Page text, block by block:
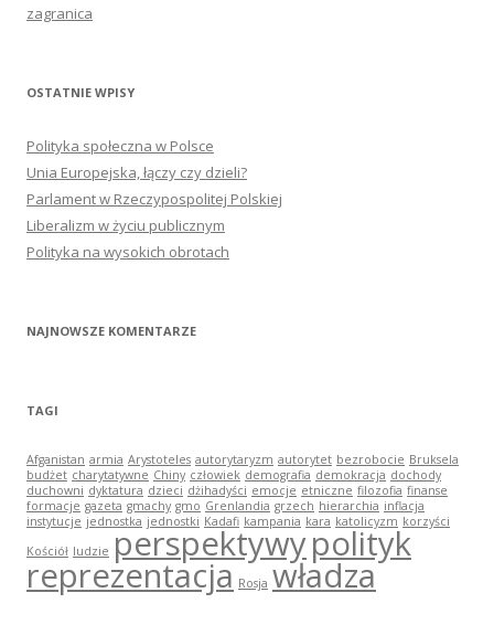
zagranica
OSTATNIE WPISY
Polityka społeczna w Polsce
Unia Europejska, łączy czy dzieli?
Parlament w Rzeczypospolitej Polskiej
Liberalizm w życiu publicznym
Polityka na wysokich obrotach
NAJNOWSZE KOMENTARZE
TAGI
Afganistan armia Arystoteles autorytaryzm autorytet bezrobocie Bruksela
budżet charytatywne Chiny człowiek demografia demokracja dochody
duchowni dyktatura dzieci dżihadyści emocje etniczne filozofia finanse
formacje gazeta gmachy gmo Grenlandia grzech hierarchia inflacja
instytucje jednostka jednostki Kadafi kampania kara katolicyzm korzyści
Kościół ludzie perspektywypolityk
reprezentacja Rosja władza